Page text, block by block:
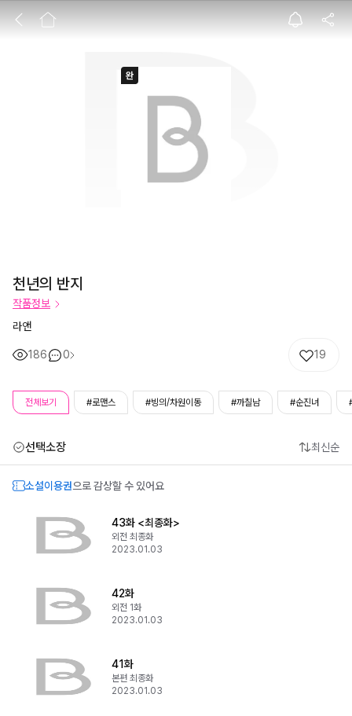
천년의 반지
천년의 반지
작품정보
라앤
186 0 19
전체보기 #로맨스 #빙의/차원이동 #까칠남 #순진녀
선택소장 최신순
소설이용권으로 감상할 수 있어요
43화 <최종화>
외전 최종화
2023.01.03
42화
외전 1화
2023.01.03
41화
본편 최종화
2023.01.03